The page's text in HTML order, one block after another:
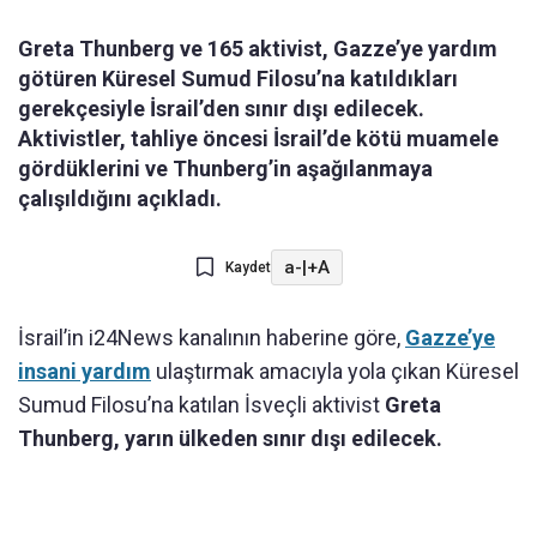
Greta Thunberg ve 165 aktivist, Gazze’ye yardım
götüren Küresel Sumud Filosu’na katıldıkları
gerekçesiyle İsrail’den sınır dışı edilecek.
Aktivistler, tahliye öncesi İsrail’de kötü muamele
gördüklerini ve Thunberg’in aşağılanmaya
çalışıldığını açıkladı.
Kaydet a-|+A
İsrail’in i24News kanalının haberine göre, Gazze’ye
insani yardım ulaştırmak amacıyla yola çıkan Küresel
Sumud Filosu’na katılan İsveçli aktivist Greta
Thunberg, yarın ülkeden sınır dışı edilecek.